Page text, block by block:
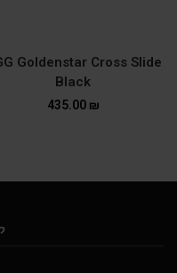
Goldenstar Cross Slide
Black
435.00 ₪